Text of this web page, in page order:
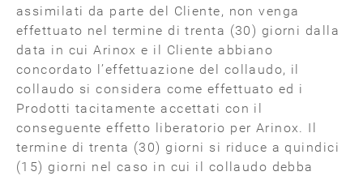
assimilati da parte del Cliente, non venga
effettuato nel termine di trenta (30) giorni dalla
data in cui Arinox e il Cliente abbiano
concordato l’effettuazione del collaudo, il
collaudo si considera come effettuato ed i
Prodotti tacitamente accettati con il
conseguente effetto liberatorio per Arinox. Il
termine di trenta (30) giorni si riduce a quindici
(15) giorni nel caso in cui il collaudo debba